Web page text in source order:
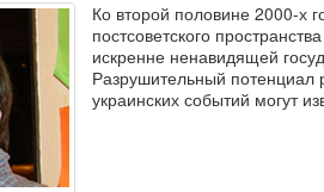
Ко второй половине 2000-х
постсоветского
искренне ненавидящей
Разрушительный потенциал
украинских событий могут